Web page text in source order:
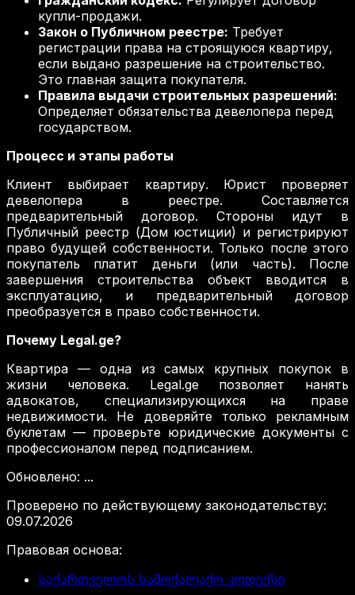
купли-продажи.
Закон о Публичном реестре: Требует
регистрации права на строящуюся квартиру,
если выдано разрешение на строительство.
Это главная защита покупателя.
Правила выдачи строительных разрешений:
Определяет обязательства девелопера перед
государством.
Процесс и этапы работы
Клиент выбирает квартиру. Юрист проверяет
девелопера в реестре. Составляется
предварительный договор. Стороны идут в
Публичный реестр (Дом юстиции) и регистрируют
право будущей собственности. Только после этого
покупатель платит деньги (или часть). После
завершения строительства объект вводится в
эксплуатацию, и предварительный договор
преобразуется в право собственности.
Почему Legal.ge?
Квартира — одна из самых крупных покупок в
жизни человека. Legal.ge позволяет нанять
адвокатов, специализирующихся на праве
недвижимости. Не доверяйте только рекламным
буклетам — проверьте юридические документы с
профессионалом перед подписанием.
Обновлено: ...
Проверено по действующему законодательству:
09.07.2026
Правовая основа:
საქართველოს სამოქალაქო კოდექსი